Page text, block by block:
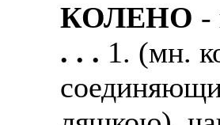
КОЛЕНО -
. . . 1. (мн.